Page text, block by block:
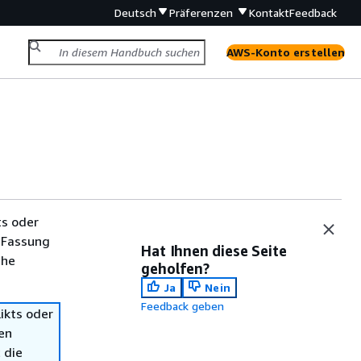
Deutsch Präferenzen KontaktFeedback
AWS-Konto erstellen
oder
oder
die
Hat Ihnen diese Seite
geholfen?
Ja
Nein
Feedback geben